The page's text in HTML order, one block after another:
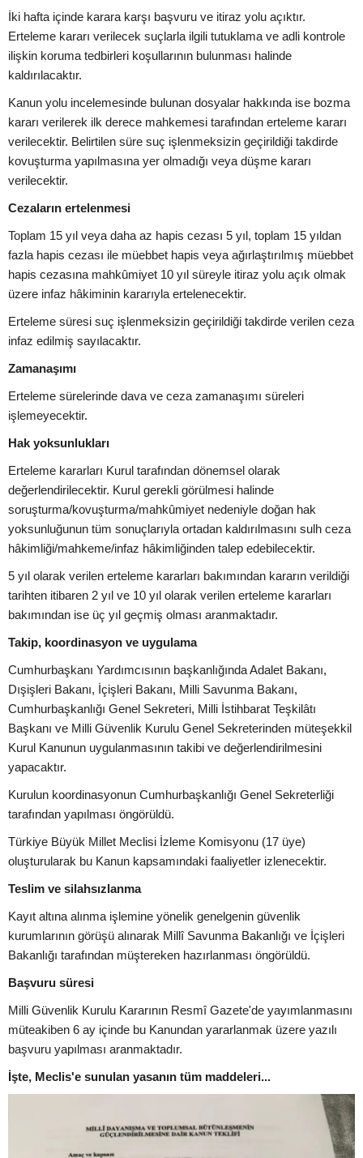
İki hafta içinde karara karşı başvuru ve itiraz yolu açıktır.
Erteleme kararı verilecek suçlarla ilgili tutuklama ve adli kontrole
ilişkin koruma tedbirleri koşullarının bulunması halinde
kaldırılacaktır.
Kanun yolu incelemesinde bulunan dosyalar hakkında ise bozma
kararı verilerek ilk derece mahkemesi tarafından erteleme kararı
verilecektir. Belirtilen süre suç işlenmeksizin geçirildiği takdirde
kovuşturma yapılmasına yer olmadığı veya düşme kararı
verilecektir.
Cezaların ertelenmesi
Toplam 15 yıl veya daha az hapis cezası 5 yıl, toplam 15 yıldan
fazla hapis cezası ile müebbet hapis veya ağırlaştırılmış müebbet
hapis cezasına mahkûmiyet 10 yıl süreyle itiraz yolu açık olmak
üzere infaz hâkiminin kararıyla ertelenecektir.
Erteleme süresi suç işlenmeksizin geçirildiği takdirde verilen ceza
infaz edilmiş sayılacaktır.
Zamanaşımı
Erteleme sürelerinde dava ve ceza zamanaşımı süreleri
işlemeyecektir.
Hak yoksunlukları
Erteleme kararları Kurul tarafından dönemsel olarak
değerlendirilecektir. Kurul gerekli görülmesi halinde
soruşturma/kovuşturma/mahkûmiyet nedeniyle doğan hak
yoksunluğunun tüm sonuçlarıyla ortadan kaldırılmasını sulh ceza
hâkimliği/mahkeme/infaz hâkimliğinden talep edebilecektir.
5 yıl olarak verilen erteleme kararları bakımından kararın verildiği
tarihten itibaren 2 yıl ve 10 yıl olarak verilen erteleme kararları
bakımından ise üç yıl geçmiş olması aranmaktadır.
Takip, koordinasyon ve uygulama
Cumhurbaşkanı Yardımcısının başkanlığında Adalet Bakanı,
Dışişleri Bakanı, İçişleri Bakanı, Milli Savunma Bakanı,
Cumhurbaşkanlığı Genel Sekreteri, Milli İstihbarat Teşkilâtı
Başkanı ve Milli Güvenlik Kurulu Genel Sekreterinden müteşekkil
Kurul Kanunun uygulanmasının takibi ve değerlendirilmesini
yapacaktır.
Kurulun koordinasyonun Cumhurbaşkanlığı Genel Sekreterliği
tarafından yapılması öngörüldü.
Türkiye Büyük Millet Meclisi İzleme Komisyonu (17 üye)
oluşturularak bu Kanun kapsamındaki faaliyetler izlenecektir.
Teslim ve silahsızlanma
Kayıt altına alınma işlemine yönelik genelgenin güvenlik
kurumlarının görüşü alınarak Millî Savunma Bakanlığı ve İçişleri
Bakanlığı tarafından müştereken hazırlanması öngörüldü.
Başvuru süresi
Milli Güvenlik Kurulu Kararının Resmî Gazete'de yayımlanmasını
müteakiben 6 ay içinde bu Kanundan yararlanmak üzere yazılı
başvuru yapılması aranmaktadır.
İşte, Meclis'e sunulan yasanın tüm maddeleri...